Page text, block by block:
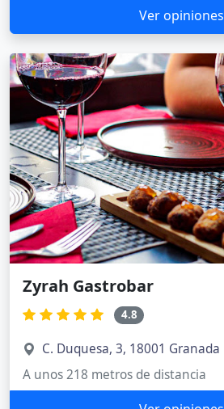
Ver opiniones
Zyrah Gastrobar
4.8
C. Duquesa, 3, 18001 Granada
A unos 218 metros de distancia